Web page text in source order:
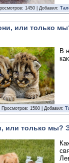
1450 | Добавил:
или только
В
| Просмотров: 1580 | Добавил:
или только мы?